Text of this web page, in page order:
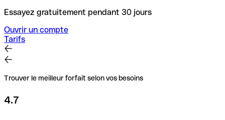
Essayez gratuitement pendant 30 jours
Ouvrir un compte
Tarifs
Trouver le meilleur forfait selon vos besoins
4.7